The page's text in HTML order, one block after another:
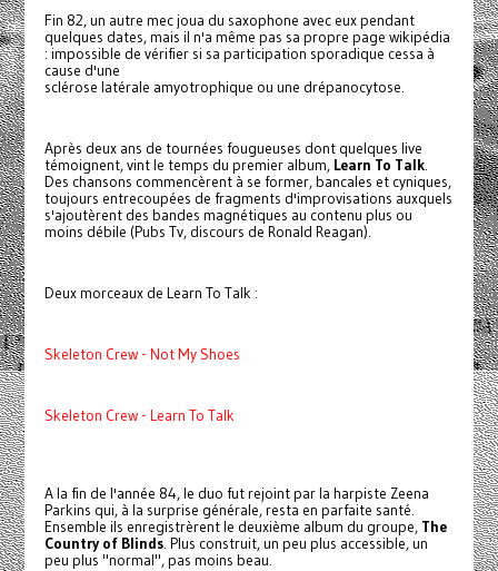
Fin 82, un autre mec joua du saxophone avec eux pendant
quelques dates, mais il n'a même pas sa propre page wikipédia
: impossible de vérifier si sa participation sporadique cessa à
cause d'une
sclérose latérale amyotrophique ou une drépanocytose.
Après deux ans de tournées fougueuses dont quelques live
témoignent, vint le temps du premier album, Learn To Talk.
Des chansons commencèrent à se former, bancales et cyniques,
toujours entrecoupées de fragments d'improvisations auxquels
s'ajoutèrent des bandes magnétiques au contenu plus ou
moins débile (Pubs Tv, discours de Ronald Reagan).
Deux morceaux de Learn To Talk :
Skeleton Crew - Not My Shoes
Skeleton Crew - Learn To Talk
A la fin de l'année 84, le duo fut rejoint par la harpiste Zeena
Parkins qui, à la surprise générale, resta en parfaite santé.
Ensemble ils enregistrèrent le deuxième album du groupe, The
Country of Blinds. Plus construit, un peu plus accessible, un
peu plus "normal", pas moins beau.